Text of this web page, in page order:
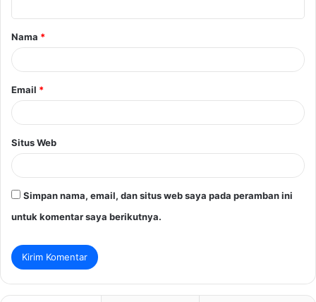
a
r
Nama *
Email *
Situs Web
Simpan nama, email, dan situs web saya pada peramban ini
untuk komentar saya berikutnya.